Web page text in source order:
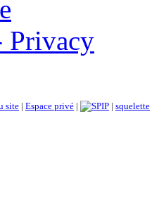
Privacy
site | Espace privé | | squelette